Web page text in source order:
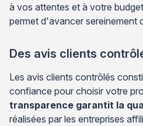
à vos attentes et à votre
permet d'avancer sereinement
Des avis clients
Les avis clients contrôlés
confiance pour choisir votre
transparence garantit la
réalisées par les entreprises